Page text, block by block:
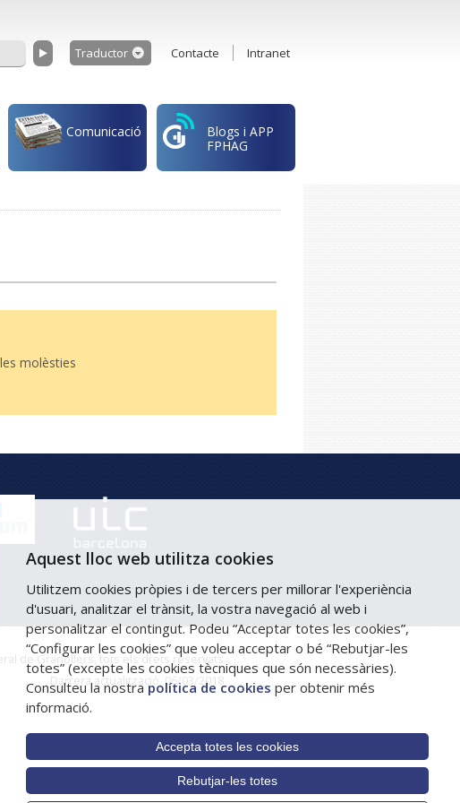
Traductor Contacte Intranet
Comunicació
Blogs i APP
FPHAG
molèsties
de Granollers, tots els drets reservats
Darrera actualització, 06/03/2018
Aquest lloc web utilitza cookies
Utilitzem cookies pròpies i de tercers per millorar l'experiència
d'usuari, analitzar el trànsit, la vostra navegació al web i
personalitzar el contingut. Podeu “Acceptar totes les cookies”,
“Configurar les cookies” que voleu acceptar o bé “Rebutjar-les
totes” (excepte les cookies tècniques que són necessàries).
Consulteu la nostrapolítica de cookies per obtenir més
informació.
Accepta totes les cookies
Rebutjar-les totes